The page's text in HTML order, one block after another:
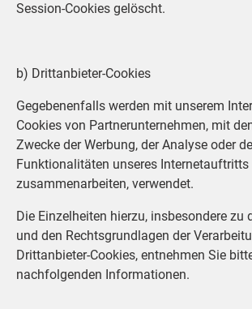
Session-Cookies gelöscht.
b) Drittanbieter-Cookies
Gegebenenfalls werden mit unserem
Cookies von Partnerunternehmen, mit
Zwecke der Werbung, der Analyse oder
Funktionalitäten unseres Internetauftritts
zusammenarbeiten, verwendet.
Die Einzelheiten hierzu, insbesondere zu
und den Rechtsgrundlagen der
Drittanbieter-Cookies, entnehmen Sie
nachfolgenden Informationen.